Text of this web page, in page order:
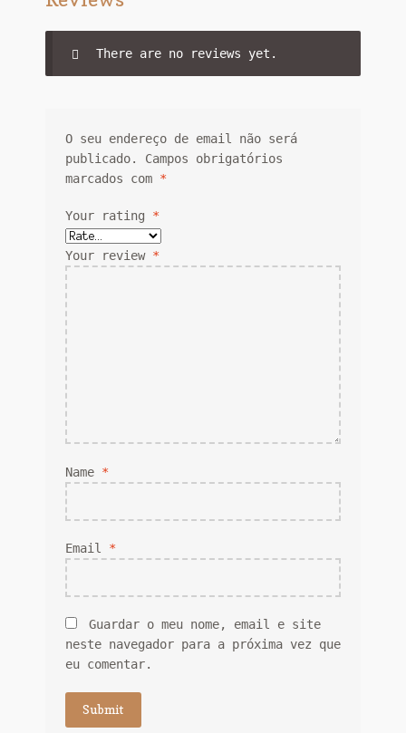
There are no reviews yet.
O seu endereço de email não será
publicado.
Campos obrigatórios
marcados com *
Your rating *
Your review *
Name *
Email *
Guardar o meu nome, email e site
neste navegador para a próxima vez que
eu comentar.